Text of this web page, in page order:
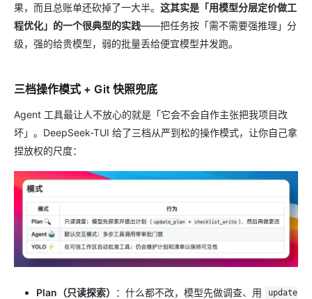
果，而且总账单还砍掉了一大半。 这其实是「用模型分层定价做工
程优化」的一个很典型的实践——把任务按「需不需要强推理」分
级，强的给贵模型，弱的批量丢给便宜模型并发跑。
三档操作模式 + Git 快照兜底
Agent 工具最让人不放心的就是「它会不会自作主张把我项目改
坏」。DeepSeek-TUI 给了三档从严到松的操作模式，让你自己拿
捏放权的尺度：
Plan（只读探索） ：什么都不改，模型先做调查、用
update